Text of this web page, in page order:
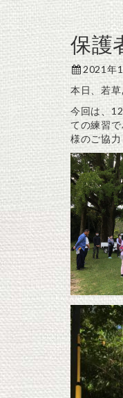
保護
2021年
本日、若
今回は、
ての練習
様のご協力